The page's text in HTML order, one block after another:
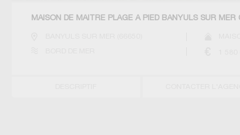
MAISON DE MAÎTRE PLAGE À PIED BANYULS SUR MER